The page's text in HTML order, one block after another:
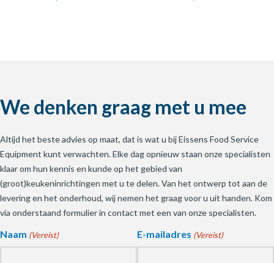
We denken graag met u mee
Altijd het beste advies op maat, dat is wat u bij Eissens Food Service
Equipment kunt verwachten. Elke dag opnieuw staan onze specialisten
klaar om hun kennis en kunde op het gebied van
(groot)keukeninrichtingen met u te delen. Van het ontwerp tot aan de
levering en het onderhoud, wij nemen het graag voor u uit handen. Kom
via onderstaand formulier in contact met een van onze specialisten.
Naam (Vereist) E-mailadres (Vereist)